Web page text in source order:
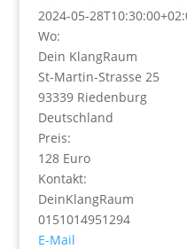
2024-05-
Wo:
Dein KlangRaum
St-Martin-Strasse 25
93339 Riedenburg
Deutschland
Preis:
128 Euro
Kontakt:
DeinKlangRaum
0151014951294
E-Mail